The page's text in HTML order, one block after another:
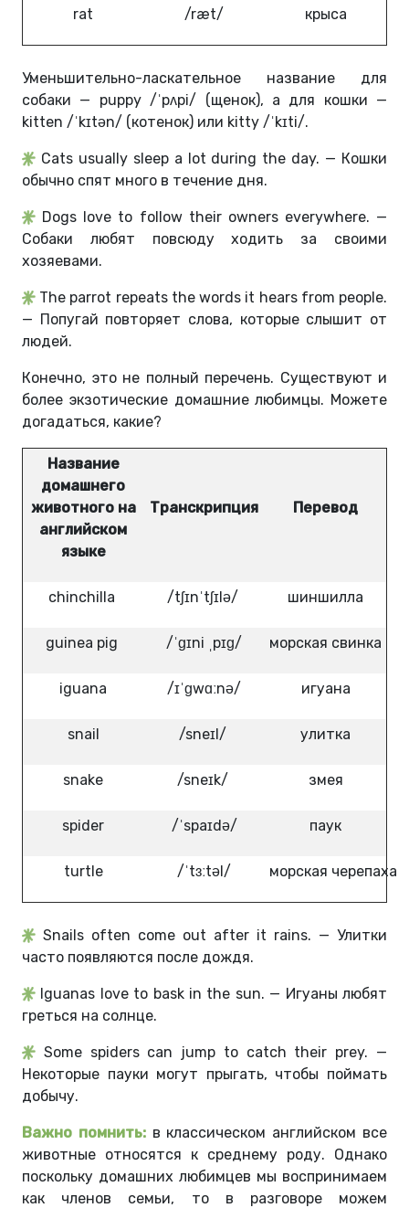
rat /ræt/ крыса
Уменьшительно-ласкательное название для
собаки — puppy /ˈpʌpi/ (щенок), а для кошки —
kitten /ˈkɪtən/ (котенок) или kitty /ˈkɪti/.
Cats usually sleep a lot during the day. — Кошки
обычно спят много в течение дня.
Dogs love to follow their owners everywhere. —
Собаки любят повсюду ходить за своими
хозяевами.
The parrot repeats the words it hears from people.
— Попугай повторяет слова, которые слышит от
людей.
Конечно, это не полный перечень. Существуют и
более экзотические домашние любимцы. Можете
догадаться, какие?
Название
домашнего
животного на
английском
языке
Транскрипция Перевод
chinchilla /tʃɪnˈtʃɪlə/ шиншилла
guinea pig /ˈɡɪni ˌpɪɡ/ морская свинка
iguana /ɪˈɡwɑːnə/ игуана
snail /sneɪl/ улитка
snake /sneɪk/ змея
spider /ˈspaɪdə/ паук
turtle /ˈtɜːtəl/ морская черепаха
Snails often come out after it rains. — Улитки
часто появляются после дождя.
Iguanas love to bask in the sun. — Игуаны любят
греться на солнце.
Some spiders can jump to catch their prey. —
Некоторые пауки могут прыгать, чтобы поймать
добычу.
Важно помнить:в классическом английском все
животные относятся к среднему роду. Однако
поскольку домашних любимцев мы воспринимаем
как членов семьи, то в разговоре можем